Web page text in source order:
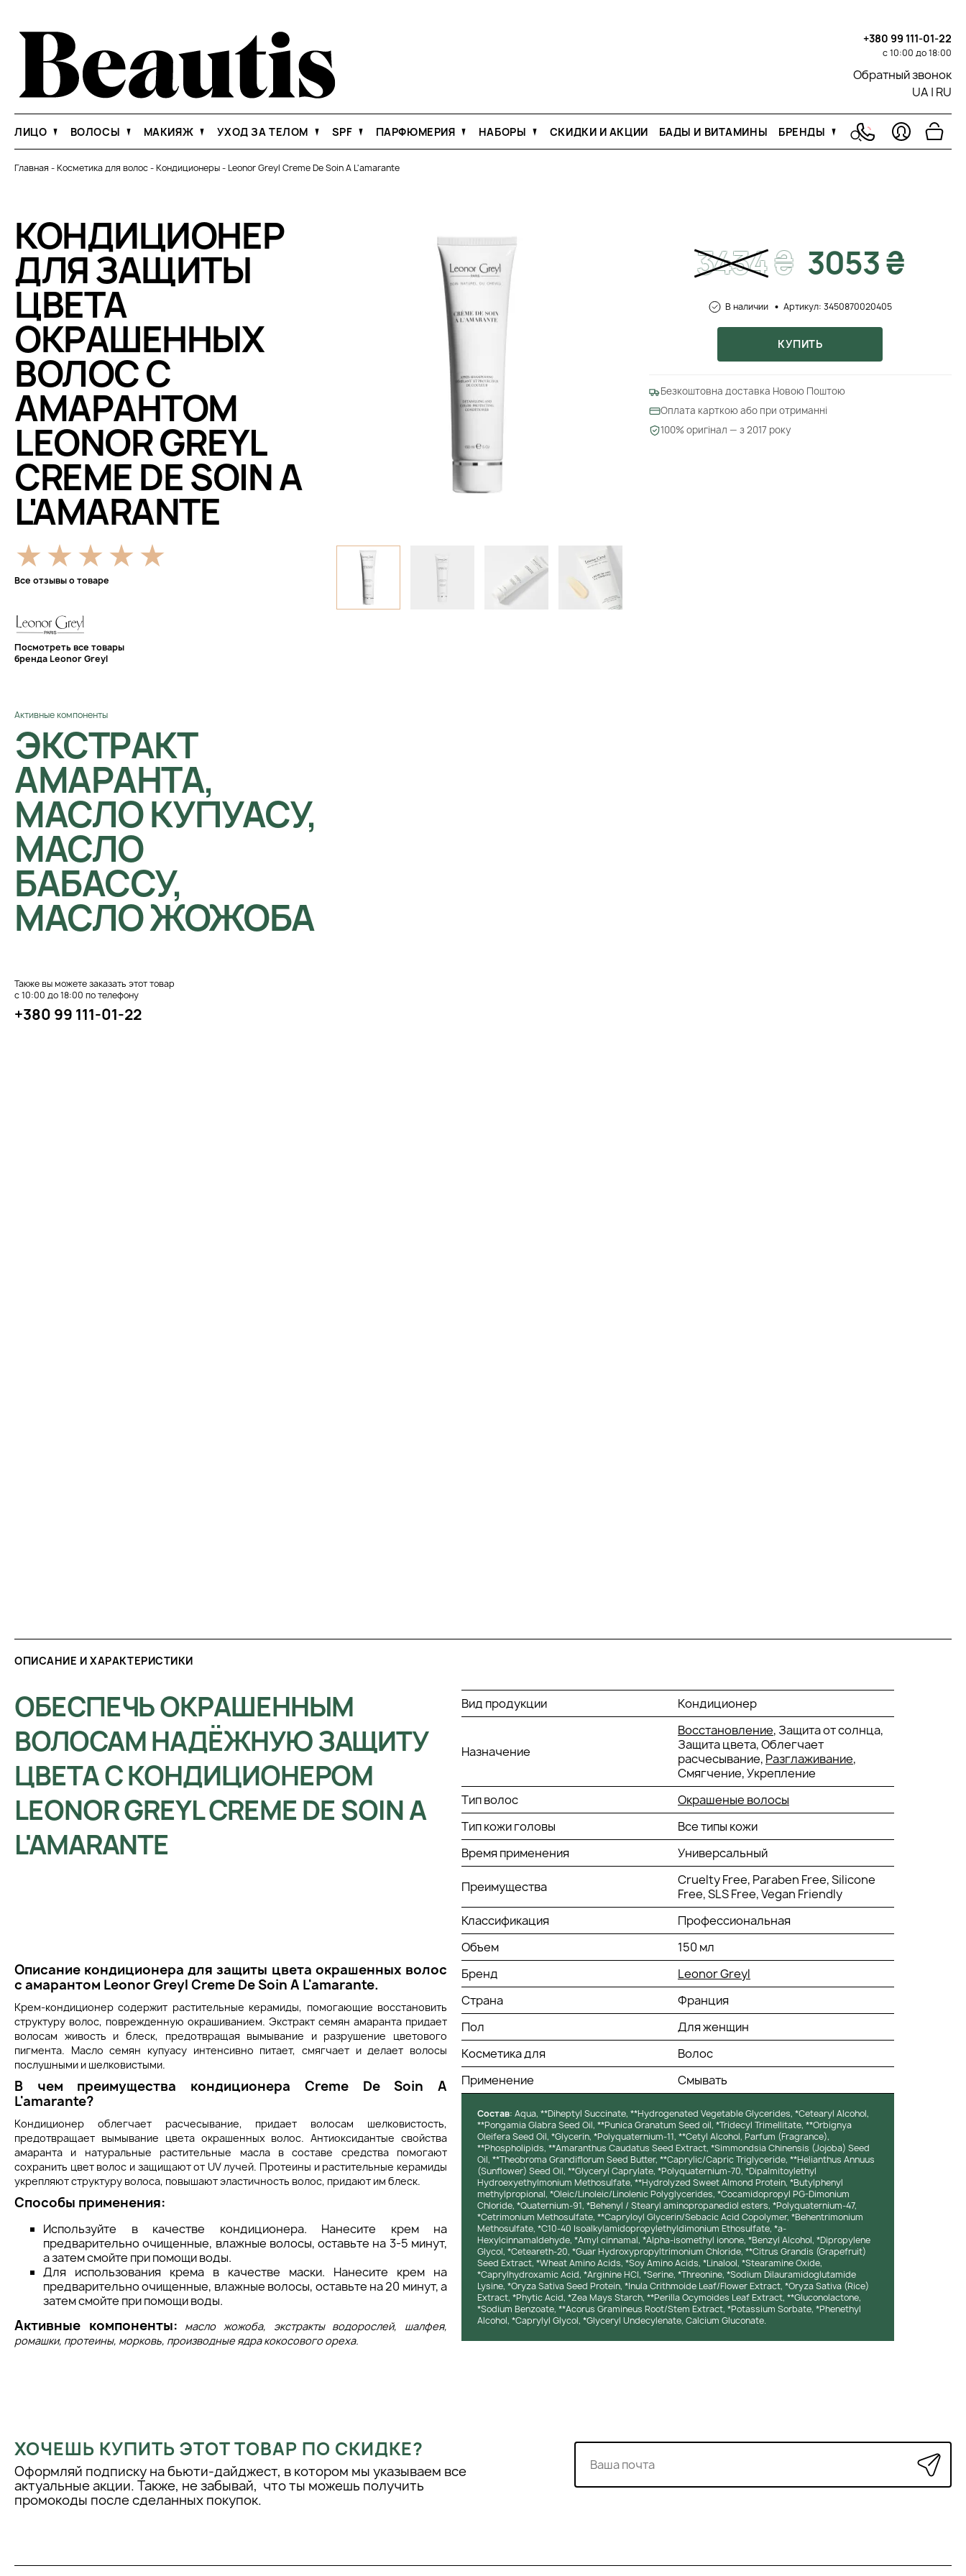
+380 99 111-01-22
с 10:00 до 18:00
Обратный звонок
UA | RU
ЛИЦО ВОЛОСЫ МАКИЯЖ УХОД ЗА ТЕЛОМ SPF ПАРФЮМЕРИЯ НАБОРЫ СКИДКИ И АКЦИИ БАДЫ И ВИТАМИНЫ БРЕНДЫ
Главная -Косметика для волос-Кондиционеры- Leonor Greyl Creme De Soin A L'amarante
КОНДИЦИОНЕР
ДЛЯ ЗАЩИТЫ
ЦВЕТА
ОКРАШЕННЫХ
ВОЛОС С
АМАРАНТОМ
LEONOR GREYL
CREME DE SOIN A
L'AMARANTE
Все отзывы о товаре
Посмотреть все товары
бренда Leonor Greyl
Активные компоненты
ЭКСТРАКТ
АМАРАНТА,
МАСЛО КУПУАСУ,
МАСЛО
БАБАССУ,
МАСЛО ЖОЖОБА
Также вы можете заказать этот товар
с 10:00 до 18:00 по телефону
+380 99 111-01-22
3434₴ 3053 ₴
В наличии Артикул: 3450870020405
КУПИТЬ
Безкоштовна доставка Новою Поштою
Оплата карткою або при отриманні
100% оригінал — з 2017 року
ОПИСАНИЕ И ХАРАКТЕРИСТИКИ
ОБЕСПЕЧЬ ОКРАШЕННЫМ
ВОЛОСАМ НАДЁЖНУЮ ЗАЩИТУ
ЦВЕТА С КОНДИЦИОНЕРОМ
LEONOR GREYL CREME DE SOIN A
L'AMARANTE
Описание кондиционера для защиты цвета окрашенных волос
с амарантом Leonor Greyl Creme De Soin A L'amarante.
Крем-кондиционер содержит растительные керамиды, помогающие восстановить
структуру волос, поврежденную окрашиванием. Экстракт семян амаранта придает
волосам живость и блеск, предотвращая вымывание и разрушение цветового
пигмента. Масло семян купуасу интенсивно питает, смягчает и делает волосы
послушными и шелковистыми.
В чем преимущества кондиционера Creme De Soin A
L'amarante?
Кондиционер облегчает расчесывание, придает волосам шелковистость,
предотвращает вымывание цвета окрашенных волос. Антиоксидантые свойства
амаранта и натуральные растительные масла в составе средства помогают
сохранить цвет волос и защищают от UV лучей. Протеины и растительные керамиды
укрепляют структуру волоса, повышают эластичность волос, придают им блеск.
Способы применения:
Используйте в качестве кондиционера. Нанесите крем на
предварительно очищенные, влажные волосы, оставьте на 3-5 минут,
а затем смойте при помощи воды.
Для использования крема в качестве маски. Нанесите крем на
предварительно очищенные, влажные волосы, оставьте на 20 минут, а
затем смойте при помощи воды.
Активные компоненты: масло жожоба, экстракты водорослей, шалфея,
ромашки, протеины, морковь, производные ядра кокосового ореха.
Вид продукции Кондиционер
Назначение
Восстановление, Защита от солнца,
Защита цвета, Облегчает
расчесывание, Разглаживание,
Смягчение, Укрепление
Тип волос
Окрашеные волосы
Тип кожи головы
Все типы кожи
Время применения
Универсальный
Преимущества
Cruelty Free, Paraben Free, Silicone
Free, SLS Free, Vegan Friendly
Классификация
Профессиональная
Объем
150 мл
Бренд
Leonor Greyl
Страна
Франция
Пол
Для женщин
Косметика для
Волос
Применение
Смывать
Состав: Aqua, **Diheptyl Succinate, **Hydrogenated Vegetable Glycerides, *Cetearyl Alcohol,
**Pongamia Glabra Seed Oil, **Punica Granatum Seed oil, *Tridecyl Trimellitate, **Orbignya
Oleifera Seed Oil, *Glycerin, *Polyquaternium-11, **Cetyl Alcohol, Parfum (Fragrance),
**Phospholipids, **Amaranthus Caudatus Seed Extract, *Simmondsia Chinensis (Jojoba) Seed
Oil, **Theobroma Grandiflorum Seed Butter, **Caprylic/Capric Triglyceride, **Helianthus Annuus
(Sunflower) Seed Oil, **Glyceryl Caprylate, *Polyquaternium-70, *Dipalmitoylethyl
Hydroexyethylmonium Methosulfate, **Hydrolyzed Sweet Almond Protein, *Butylphenyl
methylpropional, *Oleic/Linoleic/Linolenic Polyglycerides, *Cocamidopropyl PG-Dimonium
Chloride, *Quaternium-91, *Behenyl / Stearyl aminopropanediol esters, *Polyquaternium-47,
*Cetrimonium Methosulfate, **Capryloyl Glycerin/Sebacic Acid Copolymer, *Behentrimonium
Methosulfate, *C10-40 Isoalkylamidopropylethyldimonium Ethosulfate, *a-
Hexylcinnamaldehyde, *Amyl cinnamal, *Alpha-isomethyl ionone, *Benzyl Alcohol, *Dipropylene
Glycol, *Ceteareth-20, *Guar Hydroxypropyltrimonium Chloride, **Citrus Grandis (Grapefruit)
Seed Extract, *Wheat Amino Acids, *Soy Amino Acids, *Linalool, *Stearamine Oxide,
*Caprylhydroxamic Acid, *Arginine HCI, *Serine, *Threonine, *Sodium Dilauramidoglutamide
Lysine, *Oryza Sativa Seed Protein, *Inula Crithmoide Leaf/Flower Extract, *Oryza Sativa (Rice)
Extract, *Phytic Acid, *Zea Mays Starch, **Perilla Ocymoides Leaf Extract, **Gluconolactone,
*Sodium Benzoate, **Acorus Gramineus Root/Stem Extract, *Potassium Sorbate, *Phenethyl
Alcohol, *Caprylyl Glycol, *Glyceryl Undecylenate, Calcium Gluconate.
ХОЧЕШЬ КУПИТЬ ЭТОТ ТОВАР ПО СКИДКЕ?
Оформляй подписку на бьюти-дайджест, в котором мы указываем все
актуальные акции. Также, не забывай, что ты можешь получить
промокоды после сделанных покупок.